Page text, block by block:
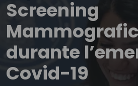
Screening
durante
Covid-19